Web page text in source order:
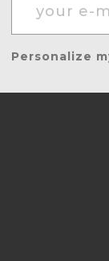
Personalize